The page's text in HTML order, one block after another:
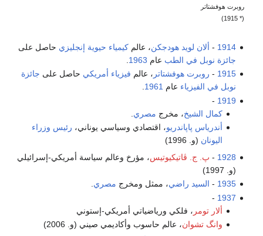
روبرت هوفشتاتر
(* 1915)
1914
- ألان لويد هودجكن، عالمكيمياء حيوية إنجليزي حاصل على
جائزة نوبل في الطب عام 1963
1915
- روبرت هوفشتاتر ، عالم فيزياء أمريكي حاصل على جائزة
نوبل في الفيزياء عام 1961
.
1919
-
كمال الشيخ، مخرج مصري
أندرياس پاپاندريو، اقتصادي وسياسي يوناني، رئيس وزراء
اليونان (و. 1996)
1928
- پ. ج. ڤاتيكيوتيس، مؤرخ وعالم سياسة أمريكي-إسرائيلي
(و. 1997)
1935
- السيد راضي، ممثل ومخرج مصري.
1937
-
ألار تومر ، فلكي ورياضياتي أمريكي-إستوني
وانگ تشوان، عالم حاسوب وأكاديمي صيني (و. 2006)